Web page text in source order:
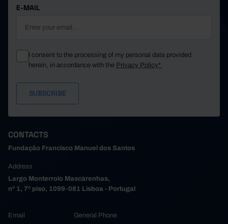
E-MAIL
I consent to the processing of my personal data provided
herein, in accordance with the Privacy Policy*
CONTACTS
Fundação Francisco Manuel dos Santos
Address
Largo Monterroio Mascarenhas,
nº 1, 7º piso, 1099-081 Lisboa - Portugal
Email
General Phone